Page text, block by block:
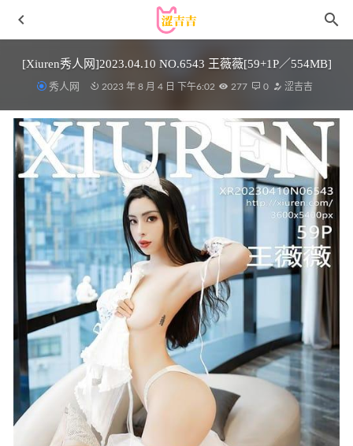
[Xiuren秀人网]2023.04.10 NO.6543 王薇薇[59+1P／554MB]
秀人网 2023 年 8 月 4 日 下午6:02 277 0 涩吉吉
面饼仙儿 – NO.132 红高跟女仆 [30P-199MB]
2024-11-20
[Xiuren秀人网]2023.03.30 NO.6496 金幼汐Vivian[80+1P／
677MB] 2023-08-05
[XiuRen秀人网] 2023.09.20 No.7416 梦心玥 美腿运动
[82P/728MB] 2024-05-15
[微密圈]俏妞qiaoniuTT – 浴室蜜桃[13P-59M]
2025-04-18
JVID辰辰 – 透视连衣[96P-184MB]
2023-02-12